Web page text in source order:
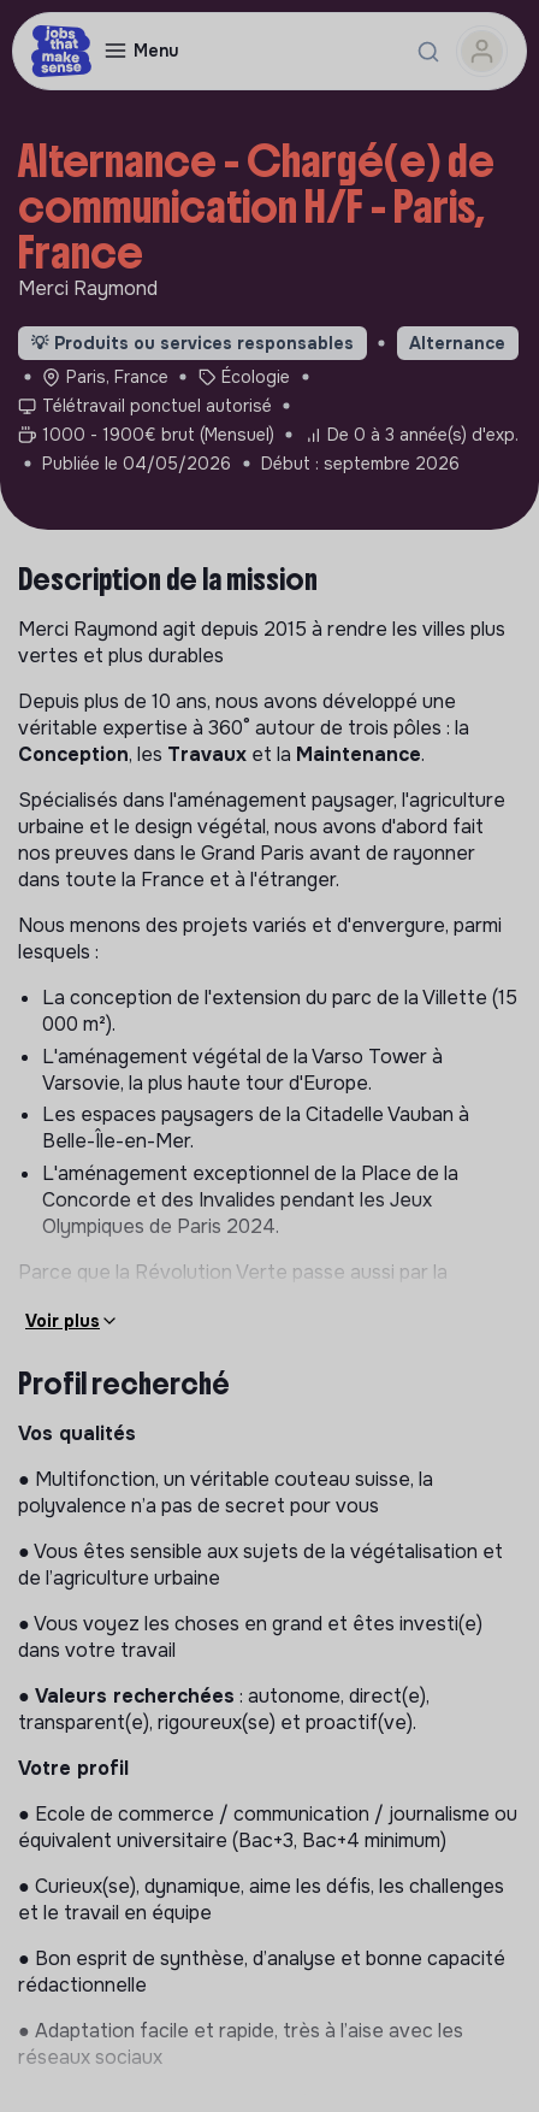
Menu
Alternance - Chargé(e) de
communication H/F - Paris,
France
Merci Raymond
💡 Produits ou services responsables
Alternance
Paris, France
Écologie
Télétravail ponctuel autorisé
1000 - 1900€ brut (Mensuel)
De 0 à 3 année(s) d'exp.
Publiée le 04/05/2026
Début : septembre 2026
Description de la mission
Merci Raymond agit depuis 2015 à rendre les villes plus
vertes et plus durables
Depuis plus de 10 ans, nous avons développé une
véritable expertise à 360° autour de trois pôles : la
Conception, les Travaux et la Maintenance.
Spécialisés dans l'aménagement paysager, l'agriculture
urbaine et le design végétal, nous avons d'abord fait
nos preuves dans le Grand Paris avant de rayonner
dans toute la France et à l'étranger.
Nous menons des projets variés et d'envergure, parmi
lesquels :
La conception de l'extension du parc de la Villette (15
000 m²).
L'aménagement végétal de la Varso Tower à
Varsovie, la plus haute tour d'Europe.
Les espaces paysagers de la Citadelle Vauban à
Belle-Île-en-Mer.
L'aménagement exceptionnel de la Place de la
Concorde et des Invalides pendant les Jeux
Olympiques de Paris 2024.
Parce que la Révolution Verte passe aussi par la
manifestes : Tous acteurs de la Révolution Verte et
de demain.
En bref, nous rejoindre c'est intégrer :
Une équipe de choc multidisciplinaire (architectes,
paysagistes, ébénistes, designers...).
Paris à côté du Marché d'Aligre.
Une entreprise engagée, utile, qui remet la nature au
centre de l'espace urbain.
L’équipe Merci Raymond est à la recherche de son
alternant.e chargé.e de communication 🌱
Vos missions :
●Gérer les
(Instagram, LinkedIn)
●Responsable SEO - SEA: optimiser le
référencement organique et payant du site internet,
élaborer des contenus.
Gérer les événements de la communauté des
Raymonds : organisation des
Apéros des producteurs
rencontres, conférences, etc)
Voir plus
Profil recherché
Vos qualités
● Multifonction, un véritable couteau suisse, la
polyvalence n’a pas de secret pour vous
● Vous êtes sensible aux sujets de la végétalisation et
de l’agriculture urbaine
● Vous voyez les choses en grand et êtes investi(e)
dans votre travail
● Valeurs recherchées : autonome, direct(e),
transparent(e), rigoureux(se) et proactif(ve).
Votre profil
● Ecole de commerce / communication / journalisme ou
équivalent universitaire (Bac+3, Bac+4 minimum)
● Curieux(se), dynamique, aime les défis, les challenges
et le travail en équipe
● Bon esprit de synthèse, d’analyse et bonne capacité
rédactionnelle
● Adaptation facile et rapide, très à l’aise avec les
réseaux sociaux